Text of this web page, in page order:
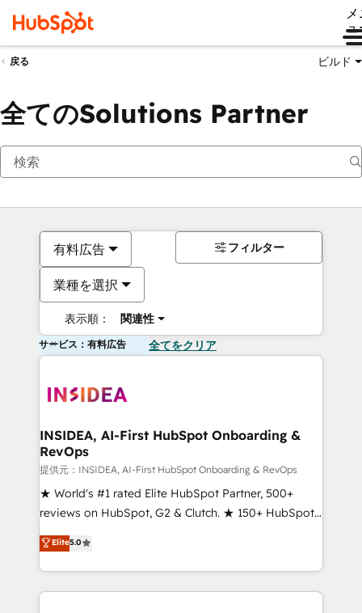
ュ
戻る ビルド
全てのSolutions Partner
有料広告
業種を選択
表示順： 関連性
フィルター
サービス：有料広告 全てをクリア
INSIDEA, AI-First HubSpot Onboarding &
RevOps
提供元：INSIDEA, AI-First HubSpot Onboarding & RevOps
★ World's #1 rated Elite HubSpot Partner, 500+
reviews on HubSpot, G2 & Clutch. ★ 150+ HubSpot
Certified Experts & Trainers across the team ★
1,500+ implementations across five continents ★ AI-
First, RevOps-led, Onboarding obsessed ★
Company of the Year 2024/25 INSIDEA helps
Elite5.0